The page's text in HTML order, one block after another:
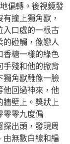
偏轉。後視鏡發
撞上獨角獸，
入口處的一根古
的碰觸，像戀人
香糖一樣的綠色
手殘和他的掀背
獨角獸雕像一臉
他回過神來，他
牆壁上。獎狀上
零九度偏
出頭，發現周
由無數白線和編